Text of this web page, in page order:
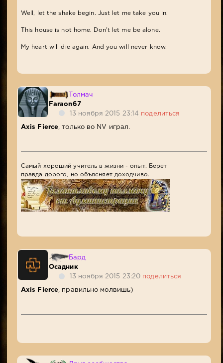
Well, let the shake begin. Just let me take you in.
This house is not home. Don't let me be alone.
My heart will die again. And you will never know.
Толмач
Faraon67
13 ноября 2015 23:14 поделиться
Axis Fierce , только во NV играл.
Самый хороший учитель в жизни - опыт. Берет
правда дорого, но объясняет доходчиво.
Бард
Осадник
13 ноября 2015 23:20 поделиться
Axis Fierce , правильно молвишь)